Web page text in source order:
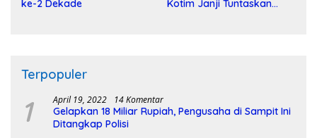
ke-2 Dekade
Kotim Janji Tuntaskan
Terpopuler
1 April 19, 2022 14 Komentar
Gelapkan 18 Miliar Rupiah, Pengusaha di Sampit Ini
Ditangkap Polisi